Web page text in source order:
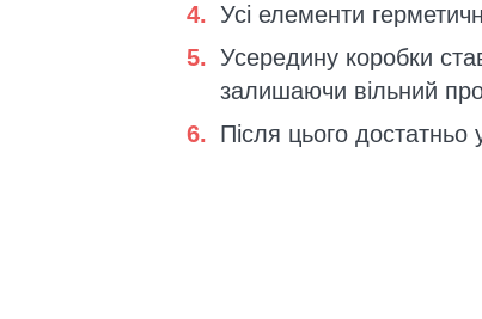
Усі елементи
Усередину коробки
залишаючи вільний
Після цього достатньо